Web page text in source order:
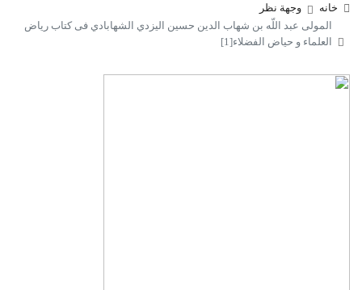
خانه
وجهة نظر
المولى عبد اللّه بن شهاب الدين حسين اليزدي الشهابادي فی کتاب ریاض
العلماء و حیاض الفضلاء[1]